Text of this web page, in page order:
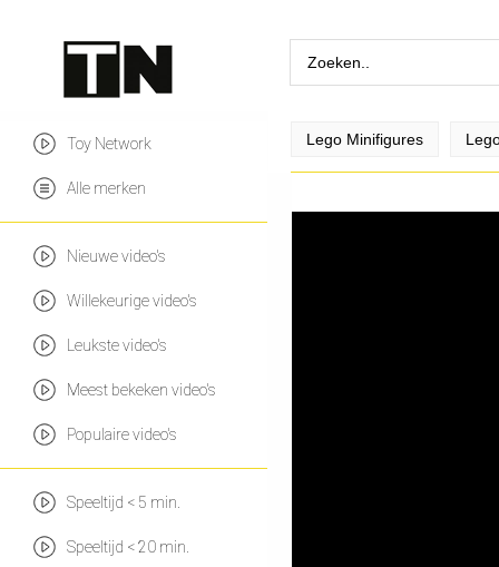
Toy Network
Alle merken
Nieuwe video's
Willekeurige video's
Leukste video's
Meest bekeken video's
Populaire video's
Speeltijd < 5 min.
Speeltijd < 20 min.
Lego Minifigures